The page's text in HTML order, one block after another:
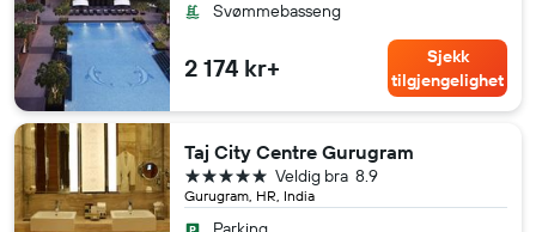
Svømmebasseng
2 174 kr+
Sjekk
tilgjengelighet
Taj City Centre Gurugram
Gurugram, HR, India
8.9
Veldig bra
5 stjerner